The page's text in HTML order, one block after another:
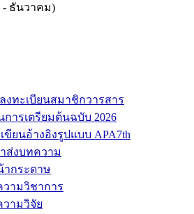
- ธันวาคม)
ทะเบียนสมาชิกวารสาร
ารเตรียมต้นฉบับ 2026
ขียนอ้างอิงรูปแบบ APA7th
ส่งบทความ
ากระดาษ
ามวิชาการ
ามวิจัย